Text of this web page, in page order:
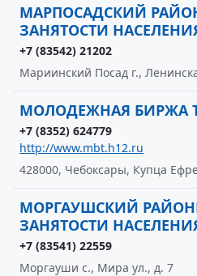
МАРПОСАДСКИЙ
ЗАНЯТОСТИ
+7 (83542) 21202
Мариинский Посад г.,
МОЛОДЕЖНАЯ БИРЖА
+7 (8352) 624779
http://www.mbt.h12.ru
428000, Чебоксары, Купца
МОРГАУШСКИЙ
ЗАНЯТОСТИ
+7 (83541) 22559
Моргауши с., Мира ул., д. 7